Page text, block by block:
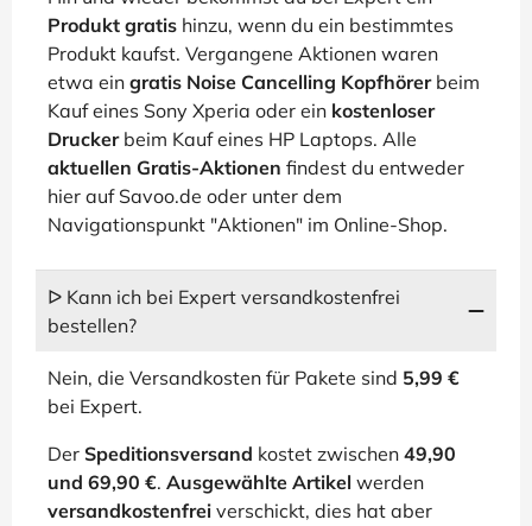
Produkt gratis hinzu, wenn du ein bestimmtes
Produkt kaufst. Vergangene Aktionen waren
etwa ein gratis Noise Cancelling Kopfhörerbeim
Kauf eines Sony Xperia oder ein kostenloser
Druckerbeim Kauf eines HP Laptops. Alle
aktuellen Gratis-Aktionen findest du entweder
hier auf Savoo.de oder unter dem
Navigationspunkt "Aktionen" im Online-Shop.
ᐅ Kann ich bei Expert versandkostenfrei
bestellen?
Nein, die Versandkosten für Pakete sind 5,99 €
bei Expert.
Der Speditionsversand kostet zwischen 49,90
und 69,90 €. Ausgewählte Artikel werden
versandkostenfrei verschickt, dies hat aber